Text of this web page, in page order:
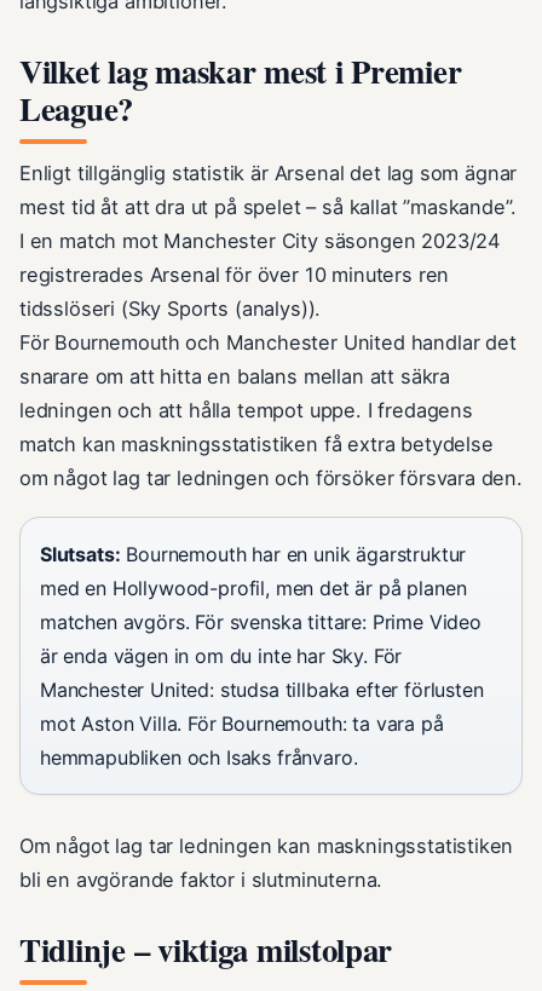
Vilket lag maskar mest i Premier
League?
Enligt tillgänglig statistik är Arsenal det lag som ägnar
mest tid åt att dra ut på spelet – så kallat ”maskande”.
I en match mot Manchester City säsongen 2023/24
registrerades Arsenal för över 10 minuters ren
tidsslöseri (Sky Sports (analys)).
För Bournemouth och Manchester United handlar det
snarare om att hitta en balans mellan att säkra
ledningen och att hålla tempot uppe. I fredagens
match kan maskningsstatistiken få extra betydelse
om något lag tar ledningen och försöker försvara den.
Slutsats: Bournemouth har en unik ägarstruktur
med en Hollywood-profil, men det är på planen
matchen avgörs. För svenska tittare: Prime Video
är enda vägen in om du inte har Sky. För
Manchester United: studsa tillbaka efter förlusten
mot Aston Villa. För Bournemouth: ta vara på
hemmapubliken och Isaks frånvaro.
Om något lag tar ledningen kan maskningsstatistiken
bli en avgörande faktor i slutminuterna.
Tidlinje – viktiga milstolpar